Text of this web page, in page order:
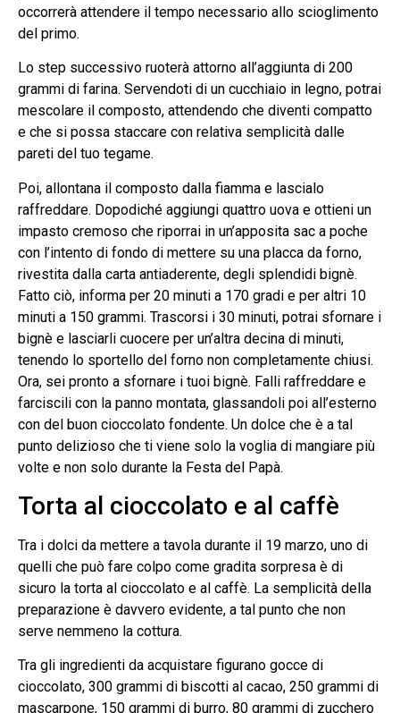
occorrerà attendere il tempo necessario allo scioglimento
del primo.
Lo step successivo ruoterà attorno all’aggiunta di 200
grammi di farina. Servendoti di un cucchiaio in legno, potrai
mescolare il composto, attendendo che diventi compatto
e che si possa staccare con relativa semplicità dalle
pareti del tuo tegame.
Poi, allontana il composto dalla fiamma e lascialo
raffreddare. Dopodiché aggiungi quattro uova e ottieni un
impasto cremoso che riporrai in un’apposita sac a poche
con l’intento di fondo di mettere su una placca da forno,
rivestita dalla carta antiaderente, degli splendidi bignè.
Fatto ciò, informa per 20 minuti a 170 gradi e per altri 10
minuti a 150 grammi. Trascorsi i 30 minuti, potrai sfornare i
bignè e lasciarli cuocere per un’altra decina di minuti,
tenendo lo sportello del forno non completamente chiusi.
Ora, sei pronto a sfornare i tuoi bignè. Falli raffreddare e
farciscili con la panno montata, glassandoli poi all’esterno
con del buon cioccolato fondente. Un dolce che è a tal
punto delizioso che ti viene solo la voglia di mangiare più
volte e non solo durante la Festa del Papà.
Torta al cioccolato e al caffè
Tra i dolci da mettere a tavola durante il 19 marzo, uno di
quelli che può fare colpo come gradita sorpresa è di
sicuro la torta al cioccolato e al caffè. La semplicità della
preparazione è davvero evidente, a tal punto che non
serve nemmeno la cottura.
Tra gli ingredienti da acquistare figurano gocce di
cioccolato, 300 grammi di biscotti al cacao, 250 grammi di
mascarpone, 150 grammi di burro, 80 grammi di zucchero